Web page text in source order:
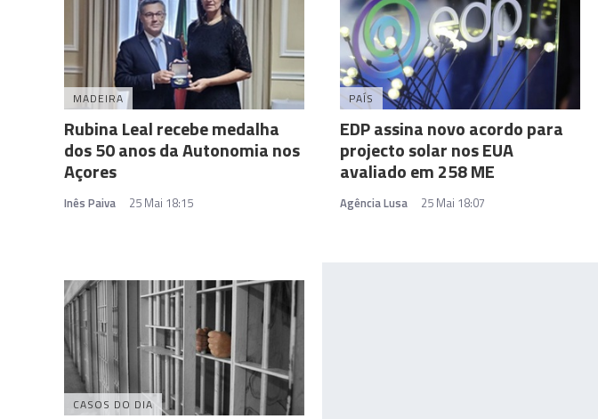
MADEIRA
Rubina Leal recebe medalha
dos 50 anos da Autonomia nos
Açores
Inês Paiva 25 Mai 18:15
PAÍS
EDP assina novo acordo para
projecto solar nos EUA
avaliado em 258 ME
Agência Lusa 25 Mai 18:07
CASOS DO DIA